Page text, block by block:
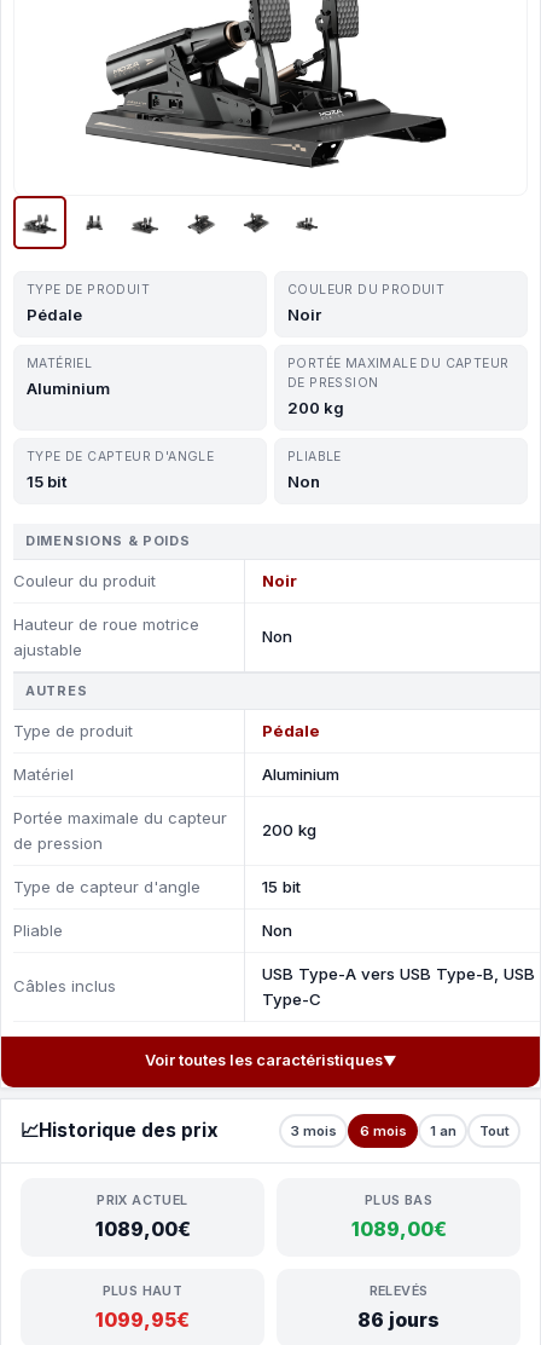
TYPE DE PRODUIT
Pédale
COULEUR DU PRODUIT
Noir
MATÉRIEL
Aluminium
PORTÉE MAXIMALE DU CAPTEUR
DE PRESSION
200 kg
TYPE DE CAPTEUR D'ANGLE
15 bit
PLIABLE
Non
DIMENSIONS & POIDS
Couleur du produit Noir
Hauteur de roue motrice
ajustable
Non
AUTRES
Type de produit Pédale
Matériel Aluminium
Portée maximale du capteur
de pression
200 kg
Type de capteur d'angle 15 bit
Pliable Non
Câbles inclus
USB Type-A vers USB Type-B, USB
Type-C
Voir toutes les caractéristiques▼
📈Historique des prix 3 mois 6 mois 1 an Tout
PRIX ACTUEL
1089,00€
PLUS BAS
1089,00€
PLUS HAUT
1099,95€
RELEVÉS
86 jours